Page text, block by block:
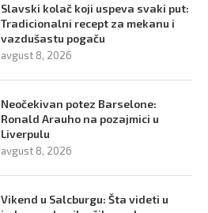
Slavski kolač koji uspeva svaki put:
Tradicionalni recept za mekanu i
vazdušastu pogaču
avgust 8, 2026
Neočekivan potez Barselone:
Ronald Arauho na pozajmici u
Liverpulu
avgust 8, 2026
Vikend u Salcburgu: Šta videti u